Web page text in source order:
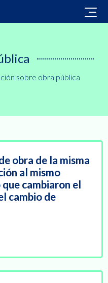
Sobre
Civio
sobre obra pública
obra de la misma
al mismo
cambiaron el
cambio de